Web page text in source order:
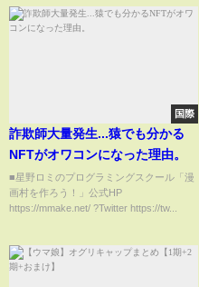
国際
詐欺師大量発生...猿でも分かる
NFTがオワコンになった理由。
■星野ロミのプログラミングスクール「漫
画村を作ろう！」公式HP
https://mmake.net/ ?Twitter https://tw...